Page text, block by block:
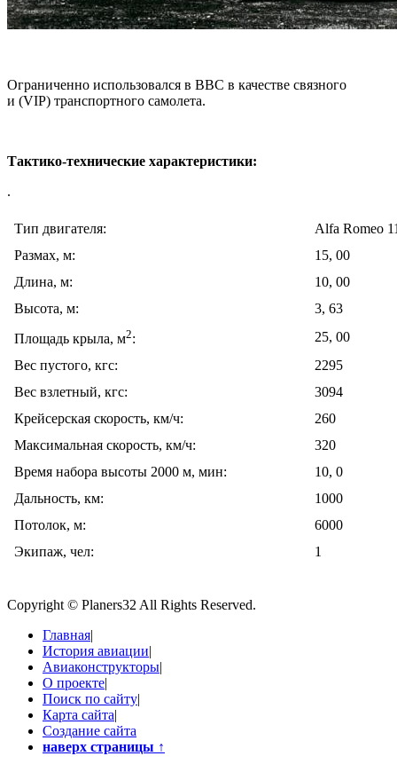
Ограниченно использовался в ВВС в качестве связного
и (VIP) транспортного самолета.
Тактико-технические характеристики:
.
Тип двигателя:
Alfa Romeo
Размах, м:
15, 00
Длина, м:
10, 00
Высота, м:
3, 63
Площадь крыла, м2:
25, 00
Вес пустого, кгс:
2295
Вес взлетный, кгс:
3094
Крейсерская скорость, км/ч:
260
Максимальная скорость, км/ч:
320
Время набора высоты 2000 м, мин:
10, 0
Дальность, км:
1000
Потолок, м:
6000
Экипаж, чел:
1
Copyright © Planers32 All Rights Reserved.
Главная|
История авиации|
Авиаконструкторы|
О проекте|
Поиск по сайту|
Карта сайта|
Создание сайта
наверх страницы ↑